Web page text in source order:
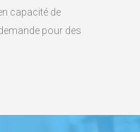
capacité de
pour des